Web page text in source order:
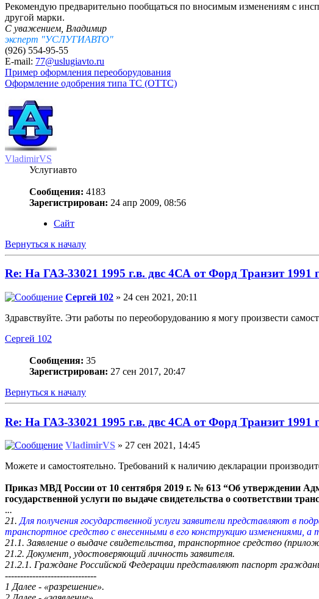
Рекомендую предварительно пообщаться по вносимым изменениям с
другой марки.
С уважением, Владимир
эксперт "УСЛУГИАВТО"
(926) 554-95-55
E-mail: 77@uslugiavto.ru
Пример оформления переоборудования
Оформление одобрения типа ТС (ОТТС)
VladimirVS
Услугиавто
Сообщения: 4183
Зарегистрирован: 24 апр 2009, 08:56
Сайт
Вернуться к началу
Re: На ГАЗ-33021 1995 г.в. двс 4СА от Форд Транзит 1991
Сергей 102 » 24 сен 2021, 20:11
Здравствуйте. Эти работы по переоборудованию я могу произвести
Сергей 102
Сообщения: 35
Зарегистрирован: 27 сен 2017, 20:47
Вернуться к началу
Re: На ГАЗ-33021 1995 г.в. двс 4СА от Форд Транзит 1991
VladimirVS » 27 сен 2021, 14:45
Можете и самостоятельно. Требований к наличию декларации
Приказ МВД России от 10 сентября 2019 г. № 613 “Об утверждении
государственной услуги по выдаче свидетельства о соответствии
...
21.Для получения государственной услуги заявители представляют в
транспортное средство с внесенными в его конструкцию изменениями,
21.1. Заявление о выдаче свидетельства, транспортное средство
21.2. Документ, удостоверяющий личность заявителя.
21.2.1. Граждане Российской Федерации представляют паспорт
------------------------------
1 Далее - «разрешение».